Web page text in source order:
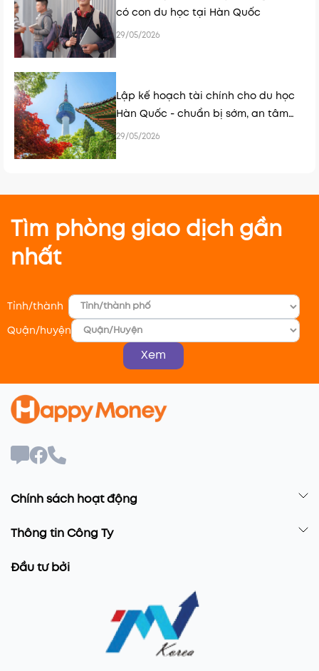
có con du học tại Hàn Quốc
29/05/2026
Lập kế hoạch tài chính cho du học
Hàn Quốc - chuẩn bị sớm, an tâm
hơn
29/05/2026
Tìm phòng giao dịch gần
nhất
Tỉnh/thành
Quận/huyện
Xem
Chính sách hoạt động
Thông tin Công Ty
Đầu tư bởi